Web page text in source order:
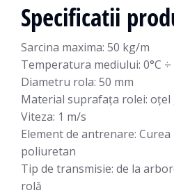
Specificatii
Sarcina maxima: 50 kg/m
Temperatura mediului: 0°C ÷
Diametru rola: 50 mm
Material suprafața rolei: oțel
Viteza: 1 m/s
Element de antrenare:
poliuretan
Tip de transmisie: de la
rolă